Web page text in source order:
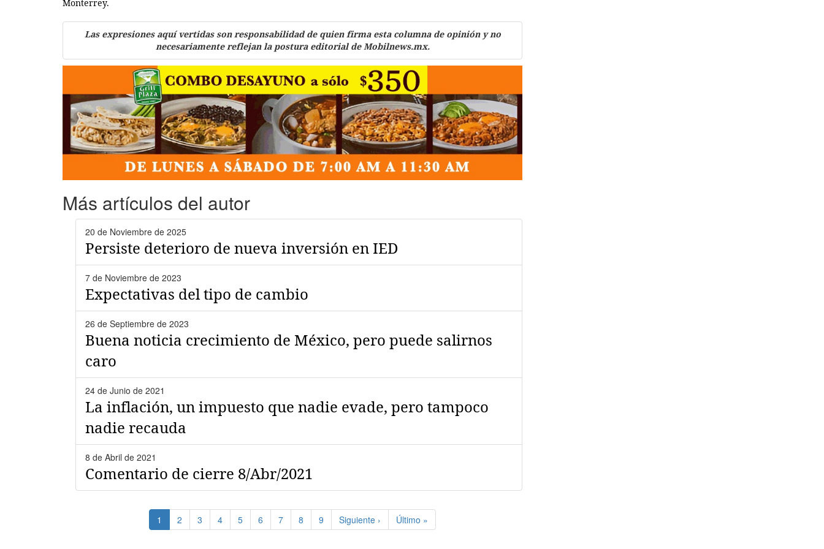
Monterrey.
Las expresiones aquí vertidas son responsabilidad de quien firma esta columna de opinión y no
necesariamente reflejan la postura editorial de Mobilnews.mx.
Más artículos del autor
20 de Noviembre de 2025
Persiste deterioro de nueva inversión en IED
7 de Noviembre de 2023
Expectativas del tipo de cambio
26 de Septiembre de 2023
Buena noticia crecimiento de México, pero puede salirnos
caro
24 de Junio de 2021
La inflación, un impuesto que nadie evade, pero tampoco
nadie recauda
8 de Abril de 2021
Comentario de cierre 8/Abr/2021
Página
actual
1 Page
2 Page
3 Page
4 Page
5 Page
6 Page
7 Page
8 Page
9
Siguiente
página
Siguiente ›
Última
página
Último »